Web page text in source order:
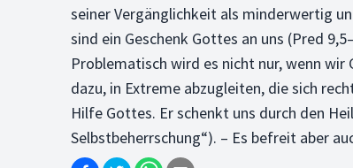
seiner Vergänglichkeit als minderwertig
sind ein Geschenk Gottes an uns (Pred
Problematisch wird es nicht nur, wenn wir
dazu, in Extreme abzugleiten, die sich
Hilfe Gottes. Er schenkt uns durch den
Selbstbeherrschung“). – Es befreit aber